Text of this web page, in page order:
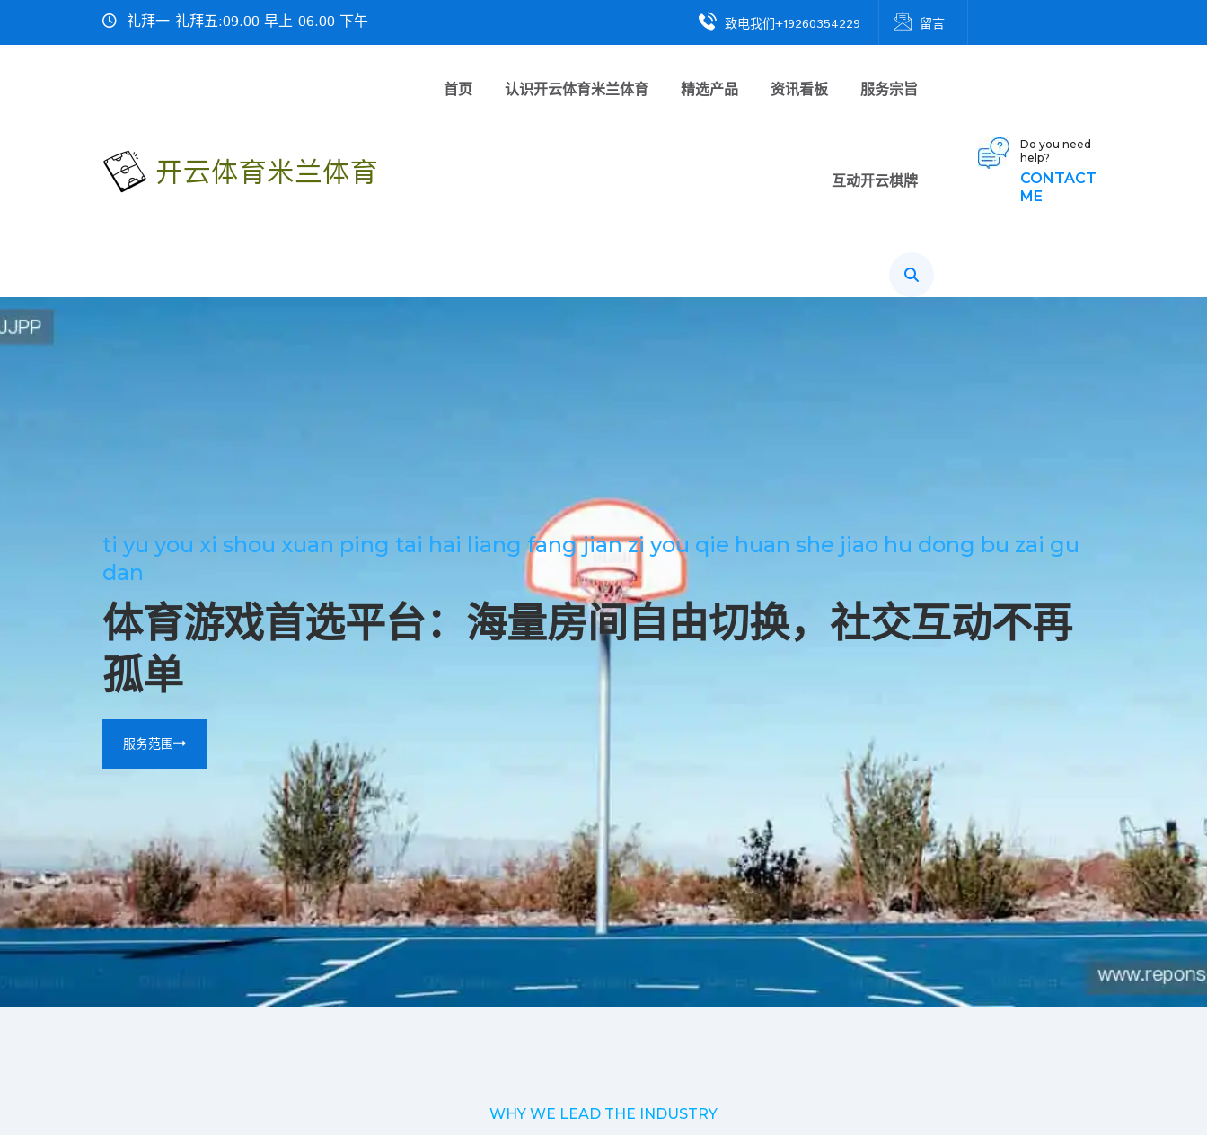
礼拜一-礼拜五:09.00 早上-06.00 下午 致电我们+19260354229 留言
首页 认识开云体育米兰体育 精选产品 资讯看板 服务宗旨
互动开云棋牌
Do you need
help?
CONTACT
ME
ti yu you xi shou xuan ping tai hai liang fang jian zi you qie huan she jiao hu dong bu zai gu
dan
体育游戏首选平台：海量房间自由切换，社交互动不再
孤单
服务范围
WHY WE LEAD THE INDUSTRY